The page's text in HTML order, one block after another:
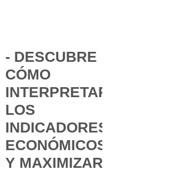
- DESCUBRE
CÓMO
INTERPRETAR
LOS
INDICADORES
ECONÓMICOS
Y MAXIMIZAR